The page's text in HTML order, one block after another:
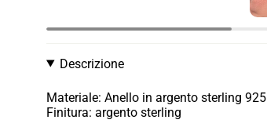
Descrizione
Materiale: Anello in argento sterling 925
Finitura: argento sterling